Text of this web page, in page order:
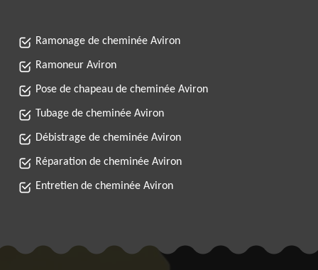
Ramonage de cheminée Aviron
Ramoneur Aviron
Pose de chapeau de cheminée Aviron
Tubage de cheminée Aviron
Débistrage de cheminée Aviron
Réparation de cheminée Aviron
Entretien de cheminée Aviron